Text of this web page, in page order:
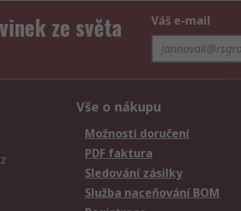
ze světa
Váš e-mail
Vše o nákupu
Možnosti doručení
PDF faktura
Sledování zásilky
Služba naceňování BOM